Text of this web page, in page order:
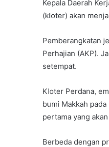
Kepala Daerah
(kloter) akan
Pemberangkatan
Perhajian (AKP).
setempat.
Kloter Perdana,
bumi Makkah
pertama yang
Berbeda dengan